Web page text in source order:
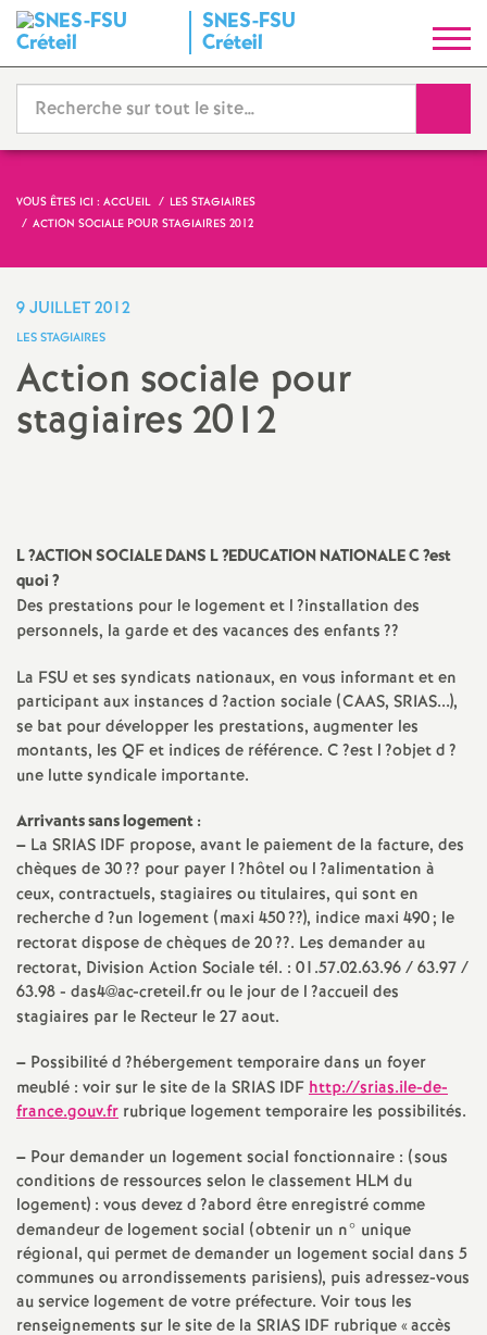
SNES-FSU
Créteil
y
n
i
a
a
t
i
o
n
l
d
e
E
n
s
e
i
VOUS ÊTES ICI : ACCUEIL
LES STAGIAIRES
ACTION SOCIALE POUR STAGIAIRES 2012
9 JUILLET 2012
LES STAGIAIRES
Action sociale pour
stagiaires 2012
L?ACTIONSOCIALEDANSL?EDUCATIONNATIONALEC?est
quoi?
Des prestations pour le logement et l?installation des
personnels, la garde et des vacances des enfants??
La FSU et ses syndicats nationaux, en vous informant et en
participant aux instances d?action sociale (CAAS, SRIAS...),
se bat pour développer les prestations, augmenter les
montants, les QFet indices de référence. C?est l?objet d?
une lutte syndicale importante.
Arrivants sans logement :
– La SRIAS IDF propose, avant le paiement de la facture, des
chèques de 30?? pour payer l?hôtel ou l?alimentation à
ceux, contractuels, stagiaires ou titulaires, qui sont en
recherche d?un logement (maxi 450??), indice maxi 490; le
rectorat dispose de chèques de 20??. Les demander au
rectorat, Division Action Sociale tél. : 01.57.02.63.96 / 63.97 /
63.98 - das4@ac-creteil.fr ou le jour de l?accueil des
stagiaires par le Recteur le 27 aout.
– Possibilité d?hébergement temporaire dans un foyer
meublé : voir sur le site de la SRIAS IDFhttp://srias.ile-de-
france.gouv.fr rubrique logement temporaire les possibilités.
– Pour demander un logement social fonctionnaire : (sous
conditions de ressources selon le classement HLM du
logement) : vous devez d?abord être enregistré comme
demandeur de logement social (obtenir un n° unique
régional, qui permet de demander un logement social dans 5
communes ou arrondissements parisiens), puis adressez-vous
au service logement de votre préfecture. Voir tous les
renseignements sur le site de la SRIAS IDF rubrique «accès